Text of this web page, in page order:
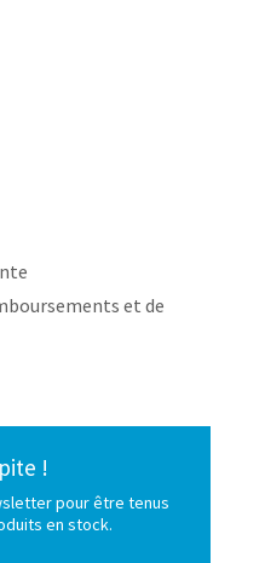
et de
!
pour être tenus
en stock.